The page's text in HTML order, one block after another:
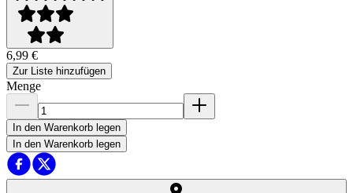
6,99 €
Zur Liste hinzufügen
Menge
In den Warenkorb legen
In den Warenkorb legen